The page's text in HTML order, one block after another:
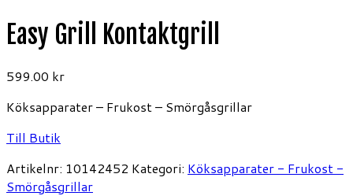
Easy Grill Kontaktgrill
599.00 kr
Köksapparater – Frukost – Smörgåsgrillar
Till Butik
Artikelnr: 10142452 Kategori: Köksapparater - Frukost -
Smörgåsgrillar